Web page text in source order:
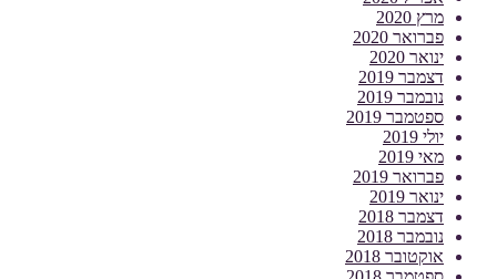
מרץ 2020
פברואר 2020
ינואר 2020
דצמבר 2019
נובמבר 2019
ספטמבר 2019
יולי 2019
מאי 2019
פברואר 2019
ינואר 2019
דצמבר 2018
נובמבר 2018
אוקטובר 2018